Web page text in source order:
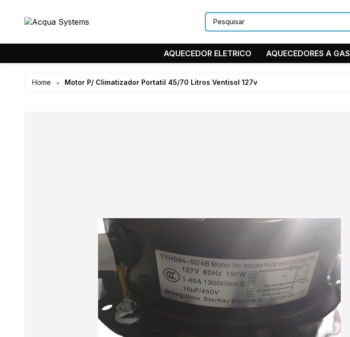
AQUECEDOR ELETRICO AQUECEDORES A GAS
Home > Motor P/ Climatizador Portatil 45/70 Litros Ventisol 127v